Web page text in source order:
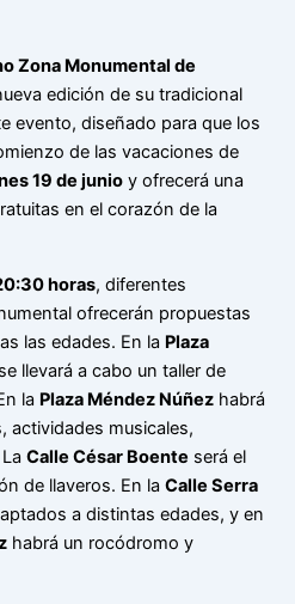
Zona Monumental de
edición de su tradicional
evento, diseñado para que los
de las vacaciones de
19 de junioy ofrecerá una
en el corazón de la
horas, diferentes
ofrecerán propuestas
las edades. En la Plaza
llevará a cabo un taller de
la Plaza Méndez Núñezhabrá
actividades musicales,
Calle César Boente será el
de llaveros. En la Calle Serra
a distintas edades, y en
habrá un rocódromo y